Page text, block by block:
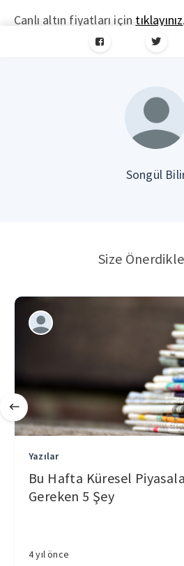
Canlı altın fiyatları için tıklayınız.
Songül
Size
Yazılar
Bu Hafta Küresel
Gereken 5 Şey
4 yıl önce